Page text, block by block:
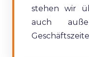
stehen wir
auch